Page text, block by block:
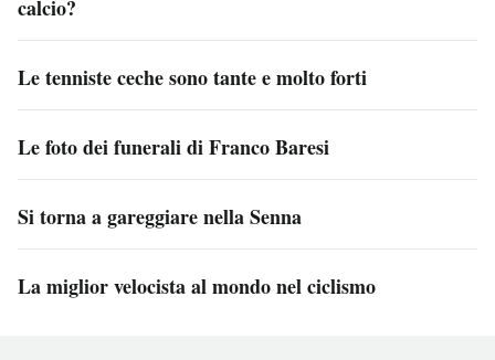
calcio?
Le tenniste ceche sono tante e molto forti
Le foto dei funerali di Franco Baresi
Si torna a gareggiare nella Senna
La miglior velocista al mondo nel ciclismo